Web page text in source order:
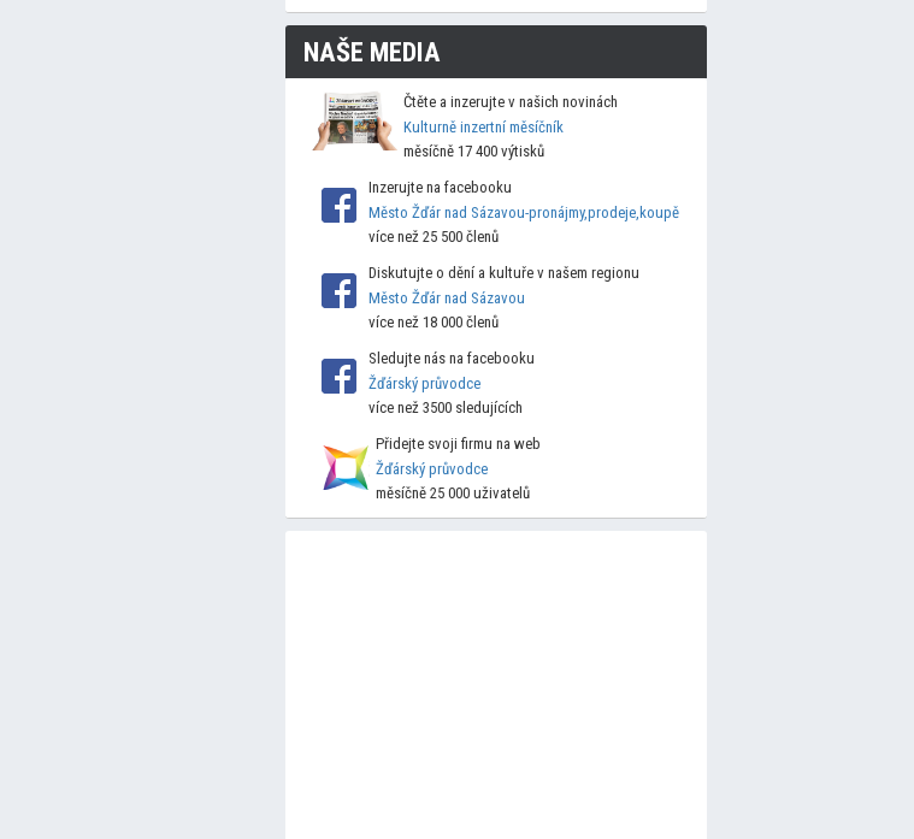
NAŠE MEDIA
Čtěte a inzerujte v našich novinách
Kulturně inzertní měsíčník
měsíčně 17 400 výtisků
Inzerujte na facebooku
Město Žďár nad Sázavou-pronájmy,prodeje,koupě
více než 25 500 členů
Diskutujte o dění a kultuře v našem regionu
Město Žďár nad Sázavou
více než 18 000 členů
Sledujte nás na facebooku
Žďárský průvodce
více než 3500 sledujících
Přidejte svoji firmu na web
Žďárský průvodce
měsíčně 25 000 uživatelů